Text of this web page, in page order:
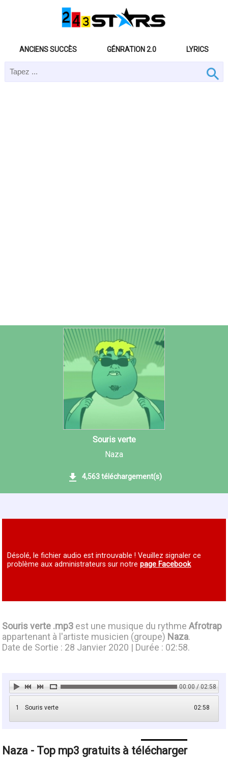
ANCIENS SUCCÈS GÉNRATION 2.0 LYRICS
Souris verte
Naza
4,563 téléchargement(s)
Désolé, le fichier audio est introuvable ! Veuillez signaler ce
problème aux administrateurs sur notrepage Facebook
Souris verte .mp3 est une musique du rythmeAfrotrap
appartenant à l'artiste musicien (groupe) Naza.
Date de Sortie : 28 Janvier 2020 | Durée : 02:58.
00:00 / 02:58
1 02:58
Souris verte
Naza - Top mp3 gratuits à télécharger